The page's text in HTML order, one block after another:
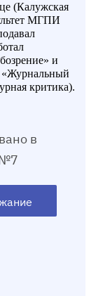
(Калужская
МГПИ
и
«Журнальный
критика).
в